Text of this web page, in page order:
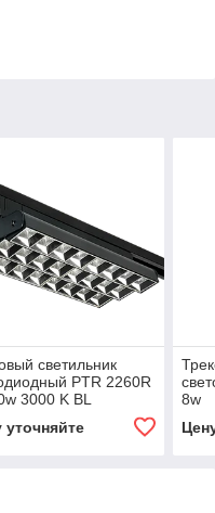
светильник
PTR 2260R
3000 K BL
уточняйте
8w